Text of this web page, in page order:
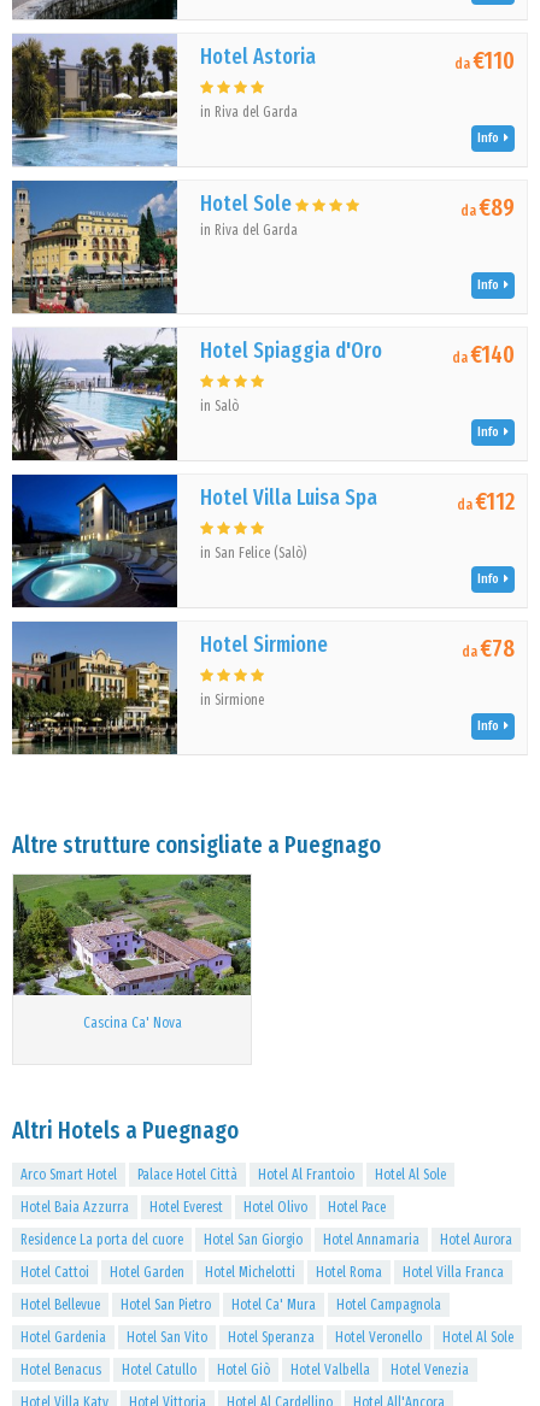
Hotel Astoria
in Riva del Garda
da€110
Info
Hotel Sole
in Riva del Garda
da€89
Info
Hotel Spiaggia d'Oro
in Salò
da€140
Info
Hotel Villa Luisa Spa
in San Felice (Salò)
da€112
Info
Hotel Sirmione
in Sirmione
da€78
Info
Altre strutture consigliate a Puegnago
Cascina Ca' Nova
Altri Hotels a Puegnago
Arco Smart Hotel Palace Hotel Città Hotel Al Frantoio
Hotel Al Sole
Hotel Baia Azzurra
Hotel Everest Hotel Olivo
Hotel Pace
Residence La porta del cuore
Hotel San Giorgio Hotel Annamaria
Hotel Aurora
Hotel Cattoi
Hotel Garden Hotel Michelotti Hotel Roma
Hotel Villa Franca
Hotel Bellevue
Hotel San Pietro Hotel Ca' Mura
Hotel Campagnola
Hotel Gardenia
Hotel San Vito Hotel Speranza Hotel Veronello
Hotel Al Sole
Hotel Benacus
Hotel Catullo Hotel Giò Hotel Valbella
Hotel Venezia
Hotel Villa Katy
Hotel Vittoria Hotel Al Cardellino Hotel All'Ancora